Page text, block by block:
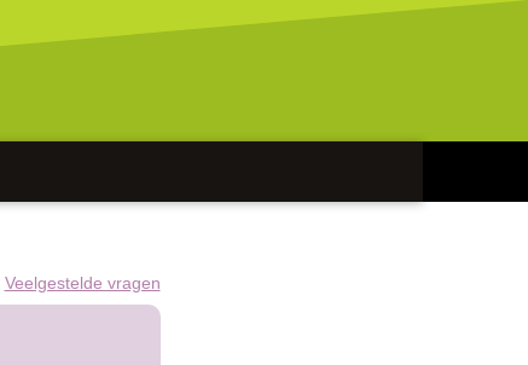
Veelgestelde vragen